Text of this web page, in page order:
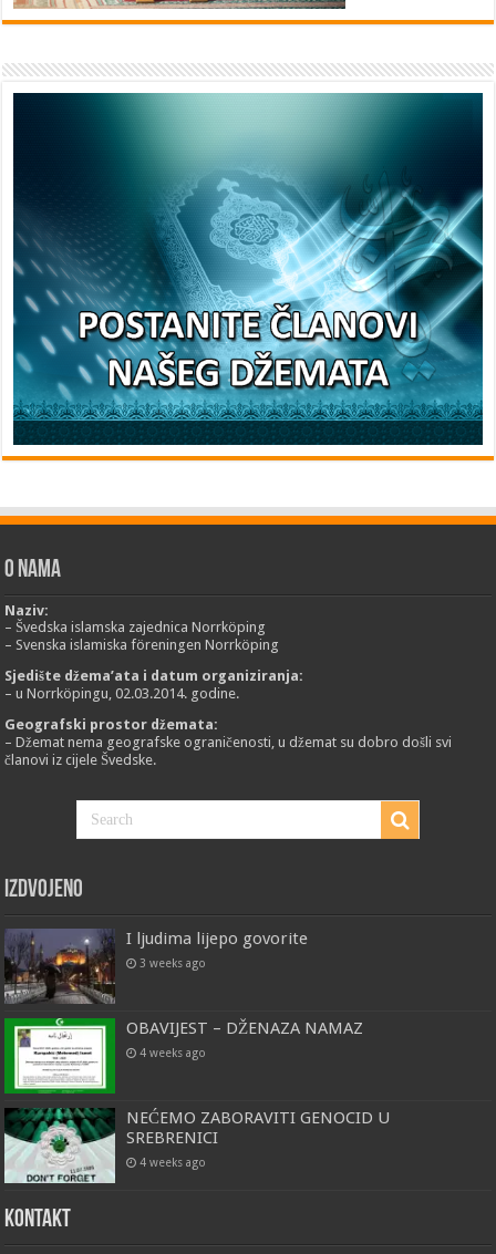
O nama
Naziv:
– Švedska islamska zajednica Norrköping
– Svenska islamiska föreningen Norrköping
Sjedište džema’ata i datum organiziranja:
– u Norrköpingu, 02.03.2014. godine.
Geografski prostor džemata:
– Džemat nema geografske ograničenosti, u džemat su dobro došli svi
članovi iz cijele Švedske.
Izdvojeno
I ljudima lijepo govorite
3 weeks ago
OBAVIJEST – DŽENAZA NAMAZ
4 weeks ago
NEĆEMO ZABORAVITI GENOCID U
SREBRENICI
4 weeks ago
Kontakt